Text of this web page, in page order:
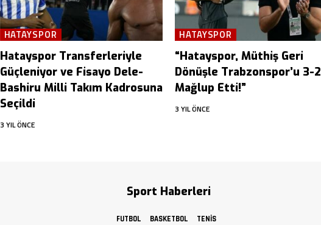
HATAYSPOR
Hatayspor Transferleriyle
Güçleniyor ve Fisayo Dele-
Bashiru Milli Takım Kadrosuna
Seçildi
3 YIL ÖNCE
HATAYSPOR
“Hatayspor, Müthiş Geri
Dönüşle Trabzonspor’u 3-2
Mağlup Etti!”
3 YIL ÖNCE
Sport Haberleri
FUTBOL BASKETBOL TENIS